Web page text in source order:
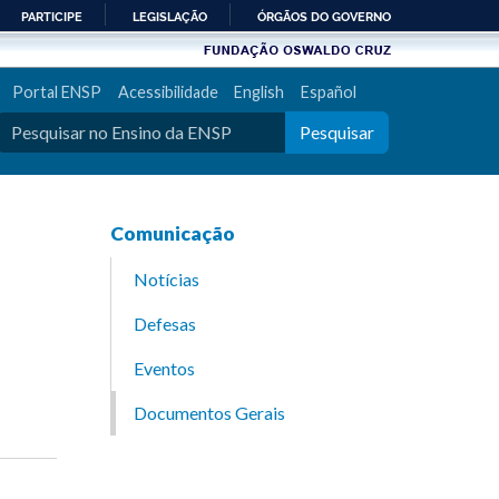
PARTICIPE LEGISLAÇÃO ÓRGÃOS DO GOVERNO
Portal ENSP Acessibilidade English Español
Pesquisar
Comunicação
Notícias
Defesas
Eventos
Documentos Gerais